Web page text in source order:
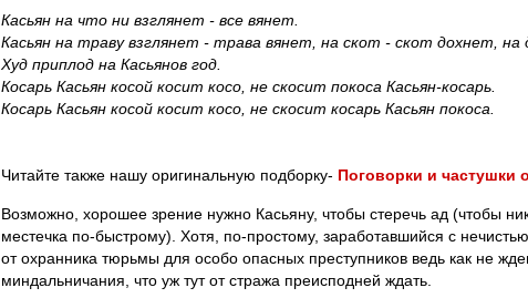
Касьян на что ни взглянет - все вянет.
Касьян на траву взглянет - трава вянет, на скот - скот дохнет, на
Худ приплод на Касьянов год.
Косарь Касьян косой косит косо, не скосит покоса Касьян-косарь.
Косарь Касьян косой косит косо, не скосит косарь Касьян покоса.
Читайте также нашу оригинальную подборку- Поговорки и частушки
Возможно, хорошее зрение нужно Касьяну, чтобы стеречь ад (чтобы
местечка по-быстрому). Хотя, по-простому, заработавшийся с
от охранника тюрьмы для особо опасных преступников ведь как не
миндальничания, что уж тут от стража преисподней ждать.